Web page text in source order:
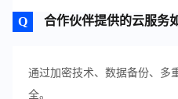
合作伙伴提供的云服务
通过加密技术、数据备份、多
全。